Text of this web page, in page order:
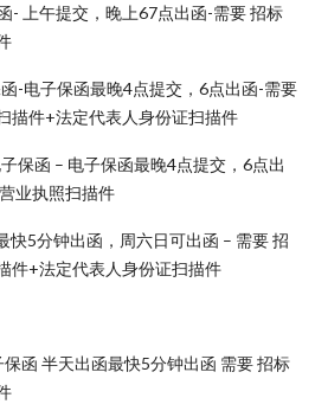
- 上午提交，晚上67点出函-需要 招标
-电子保函最晚4点提交，6点出函-需要
描件+法定代表人身份证扫描件
保函 – 电子保函最晚4点提交，6点出
业执照扫描件
快5分钟出函，周六日可出函 – 需要 招
件+法定代表人身份证扫描件
函 半天出函最快5分钟出函 需要 招标